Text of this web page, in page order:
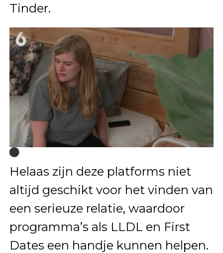
Tinder.
Helaas zijn deze platforms niet
altijd geschikt voor het vinden van
een serieuze relatie, waardoor
programma’s als LLDL en First
Dates een handje kunnen helpen.